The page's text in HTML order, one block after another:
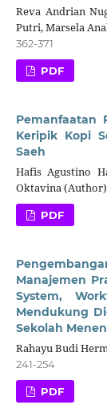
Reva Andrian
Putri, Marsela
362-371
PDF
Pemanfaatan
Keripik Kopi
Saeh
Hafis Agustino
Oktavina (Author)
PDF
Manajemen
System,
Mendukung
Sekolah
Rahayu Budi
241-254
PDF